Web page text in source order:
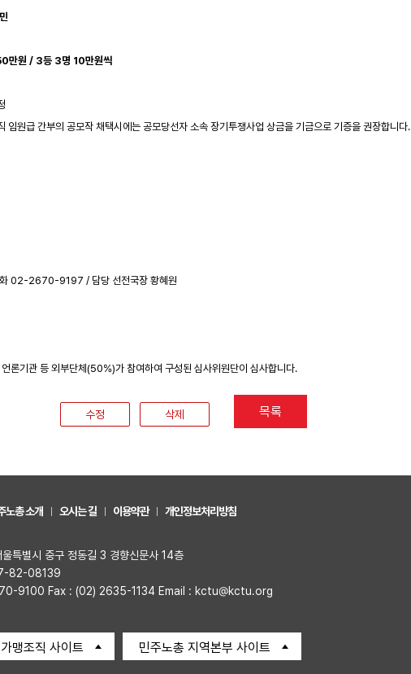
만원 / 3등 3명 10만원씩
임원급 간부의 공모작 채택시에는 공모당선자 소속 장기투쟁사업 상금을 기금으로 기증을 권장합니다.
02-2670-9197 / 담당 선전국장 황혜원
론기관 등 외부단체(50%)가 참여하여 구성된 심사위원단이 심사합니다.
수정 삭제 목록
노총 소개 오시는 길 이용약관 개인정보처리방침
특별시 중구 정동길 3 경향신문사 14층
82-08139
9100 Fax : (02) 2635-1134 Email : kctu@kctu.org
맹조직 사이트 민주노총 지역본부 사이트